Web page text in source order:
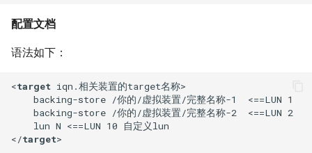
如何创建 Nodejs 容器？
Docker image 命令
Docker 镜像体积问题
如何自定义 phpmyadmin 镜
像？
jar 命令
sed 命令
测试 php7
diff 与 patch 命令
Kubernetes 实战-PV与PVC
Kubernetes 之搭建NFS服务
Kubernetes 好伙伴 Rancher
HTML 代码?
如何在 Django 中对上传的图
片重命名？
如何为 Django 应用创建缩略
动
XenServer 图形方式安装Linux
Windows Hyper-V 虚拟机未
知设备VMBUS
XenServer 无存储迁移
Nginx HA(Keepalived)
Nginx alias指令
常用 mongo 命令
MySQL Found invalid event in
Mysql min与max函数
使用xtrabackup恢复rds备份
Ubuntu 下载工具 uget
Ubuntu 提示boot分区空间不
Ubuntu 移除cnnic证书
Ubuntu 光盘制作成ISO文件
Packets Per Second (PPS)
二进制千比特每秒 - Kibps
数据
Mysql 主从状态监控脚本
Zabbix 监控Mysql主从状态
Zabbix Too Many Processes
使用 Recuva 恢复误删除文件
Windows 配置 SNMP
Windows NAT路由和远程访问
Windows 设置帐户锁定策略
禁止暴力破解
2016-3714
Markdown 基本语法
如何估算网站RPS峰值？
配置文档
语法如下：
<target iqn.相关装置的target名称>
    backing-store /你的/虚拟装置/完整名称-1  <==LUN 1
    backing-store /你的/虚拟装置/完整名称-2  <==LUN 2
</target>